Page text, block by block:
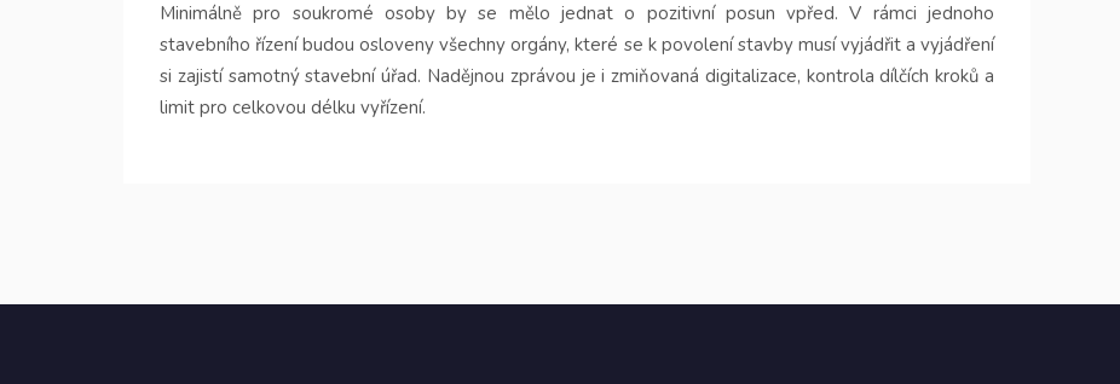
Minimálně pro soukromé osoby by se mělo jednat o pozitivní posun vpřed. V rámci jednoho
stavebního řízení budou osloveny všechny orgány, které se k povolení stavby musí vyjádřit a vyjádření
si zajistí samotný stavební úřad. Nadějnou zprávou je i zmiňovaná digitalizace, kontrola dílčích kroků a
limit pro celkovou délku vyřízení.